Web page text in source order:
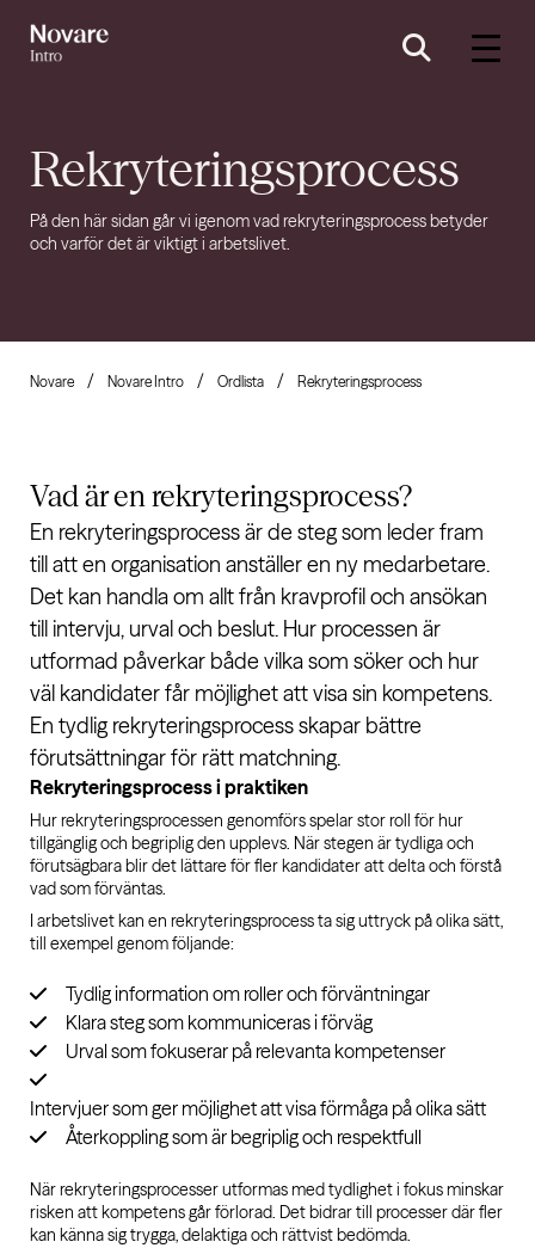
Rekryteringsprocess
På den här sidan går vi igenom vad rekryteringsprocess betyder
och varför det är viktigt i arbetslivet.
Novare Novare Intro Ordlista Rekryteringsprocess
Vad är enrekryteringsprocess?
En rekryteringsprocess är de steg som leder fram
till att en organisation anställer en ny medarbetare.
Det kan handla om allt från kravprofil och ansökan
till intervju, urval och beslut. Hur processen är
utformad påverkar både vilka som söker och hur
väl kandidater får möjlighet att visa sin kompetens.
En tydlig rekryteringsprocess skapar bättre
förutsättningar för rätt matchning.
Rekryteringsprocess i praktiken
Hur rekryteringsprocessen genomförs spelar stor roll för hur
tillgänglig och begriplig den upplevs. När stegen är tydliga och
förutsägbara blir det lättare för fler kandidater att delta och förstå
vad som förväntas.
I arbetslivet kan en rekryteringsprocess ta sig uttryck på olika sätt,
till exempel genom följande:
Tydlig information om roller och förväntningar
Klara steg som kommuniceras i förväg
Urval som fokuserar på relevanta kompetenser
Intervjuer som ger möjlighet att visa förmåga på olika sätt
Återkoppling som är begriplig och respektfull
När rekryteringsprocesser utformas med tydlighet i fokus minskar
risken att kompetens går förlorad. Det bidrar till processer där fler
kan känna sig trygga, delaktiga och rättvist bedömda.